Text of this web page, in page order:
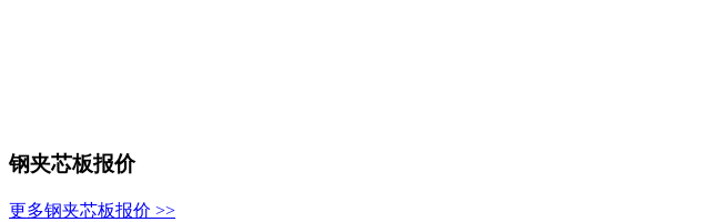
钢夹芯板报价
更多钢夹芯板报价 >>